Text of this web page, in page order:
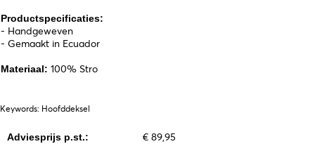
Productspecificaties:
- Handgeweven
- Gemaakt in Ecuador
Materiaal: 100% Stro
Keywords: Hoofddeksel
Adviesprijs p.st.: € 89,95